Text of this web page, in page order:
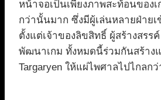
หน้าจอเป็นเพียงภาพสะท้อนของ
กว่านั้นมาก ซึ่งมีผู้เล่นหลายฝ่ายเ
ตั้งแต่เจ้าของลิขสิทธิ์ ผู้สร้างสรร
พัฒนาเกม ทั้งหมดนี้ร่วมกันสร้าง
Targaryen ให้แผ่ไพศาลไปไกลก